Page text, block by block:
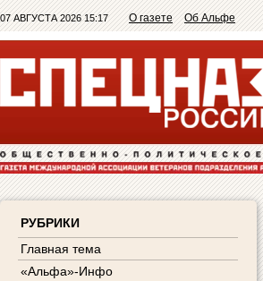
07 АВГУСТА 2026 15:17 О газете Об Альфе
РУБРИКИ
Главная тема
«Альфа»-Инфо